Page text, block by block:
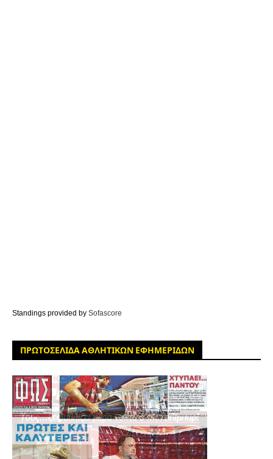
Standings provided by Sofascore
ΠΡΩΤΟΣΕΛΙΔΑ ΑΘΛΗΤΙΚΩΝ ΕΦΗΜΕΡΙΔΩΝ